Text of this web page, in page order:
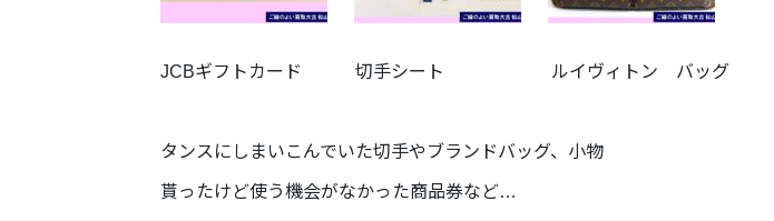
JCBギフトカード 切手シート ルイヴィトン バッグ
タンスにしまいこんでいた切手やブランドバッグ、小物
貰ったけど使う機会がなかった商品券など…